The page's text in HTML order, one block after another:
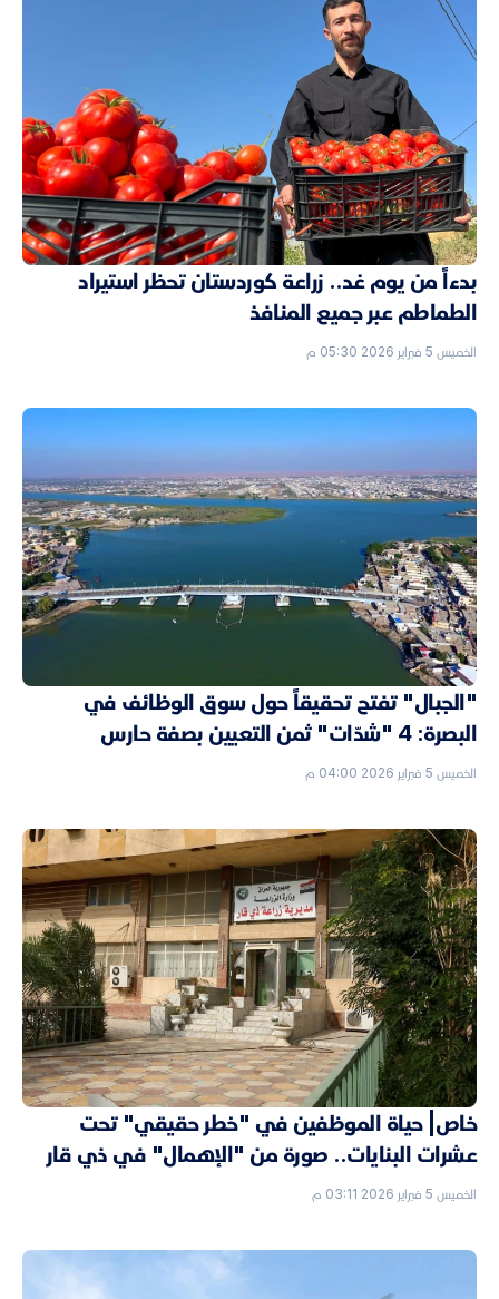
بدءاً من يوم غد.. زراعة كوردستان تحظر استيراد
الطماطم عبر جميع المنافذ
الخميس 5 فبراير 2026 05:30 م
"الجبال" تفتح تحقيقاً حول سوق الوظائف في
البصرة: 4 "شدّات" ثمن التعيين بصفة حارس
الخميس 5 فبراير 2026 04:00 م
خاص| حياة الموظفين في "خطر حقيقي" تحت
عشرات البنايات.. صورة من "الإهمال" في ذي قار
الخميس 5 فبراير 2026 03:11 م